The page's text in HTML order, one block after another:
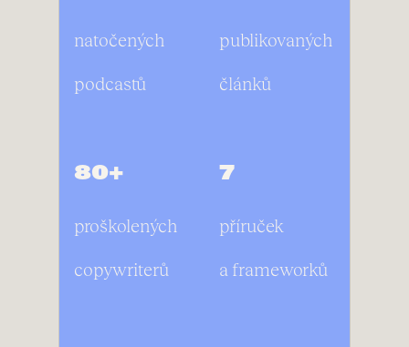
natočených
podcastů
publikovaných
článků
80+
proškolených
copywriterů
7
příruček
a frameworků